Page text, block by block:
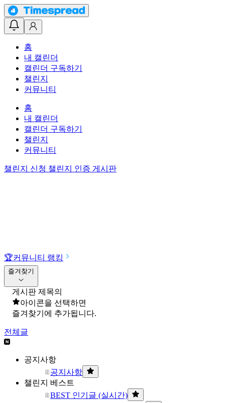
홈
내 캘린더
캘린더 구독하기
챌린지
커뮤니티
홈
내 캘린더
캘린더 구독하기
챌린지
커뮤니티
챌린지 신청 챌린지 인증 게시판
🏆커뮤니티 랭킹
즐겨찾기
게시판 제목의
아이콘을 선택하면
즐겨찾기에 추가됩니다.
전체글
공지사항
공지사항
챌린지 베스트
BEST 인기글 (실시간)